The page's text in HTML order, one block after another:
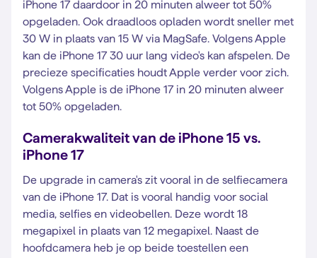
iPhone 17 daardoor in 20 minuten alweer tot 50%
opgeladen. Ook draadloos opladen wordt sneller met
30 W in plaats van 15 W via MagSafe. Volgens Apple
kan de iPhone 17 30 uur lang video's kan afspelen. De
precieze specificaties houdt Apple verder voor zich.
Volgens Apple is de iPhone 17 in 20 minuten alweer
tot 50% opgeladen.
Camerakwaliteit van de iPhone 15 vs.
iPhone 17
De upgrade in camera's zit vooral in de selfiecamera
van de iPhone 17. Dat is vooral handig voor social
media, selfies en videobellen. Deze wordt 18
megapixel in plaats van 12 megapixel. Naast de
hoofdcamera heb je op beide toestellen een